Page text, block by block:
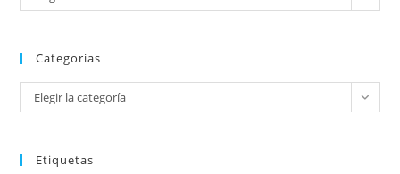
Categorias
Elegir la categoría
Etiquetas